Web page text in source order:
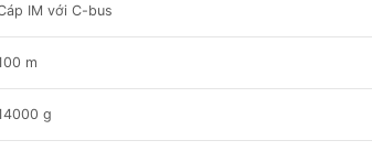
IM với C-bus
m
g